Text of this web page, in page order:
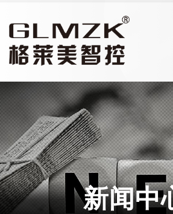
新闻中